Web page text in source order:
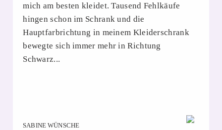
mich am besten kleidet. Tausend Fehlkäufe
hingen schon im Schrank und die
Hauptfarbrichtung in meinem Kleiderschrank
bewegte sich immer mehr in Richtung
Schwarz...
SABINE WÜNSCHE